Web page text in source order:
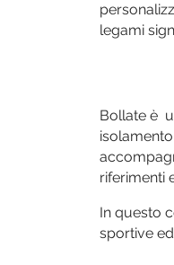
legami
Bollate è
riferimenti
In questo
sportive